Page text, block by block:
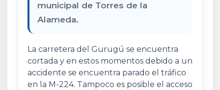
municipal de Torres de la
Alameda.
La carretera del Gurugú se encuentra
cortada y en estos momentos debido a un
accidente se encuentra parado el tráfico
en la M-224. Tampoco es posible el acceso